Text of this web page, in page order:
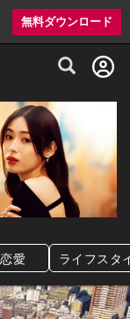
無料ダウンロード
ムレストラン予約
恋愛 ライフスタ